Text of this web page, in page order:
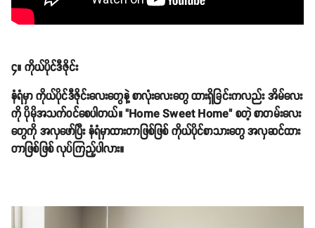
၄။ ကိုယ်ပိုင်ဒီဇိုင်း
နံရံမှာ ကိုယ်ပိုင်ဒီဇိုင်းလေးတွေနဲ့ စာလုံးလေးတွေ ထားရှိခြင်းကလည်း အိမ်လေး
ကို ပိုမိုအသက်ဝင်စေပါတယ်။ "Home Sweet Home" စတဲ့ စာတမ်းလေး
တွေကို အလှဖော်ပြီး နံရံမှာထားတာဖြစ်ဖြစ် ကိုယ်ပိုင်စာသားတွေ အလှဆင်ထား
တာဖြစ်ဖြစ် လုပ်ကြည့်ပါလား။